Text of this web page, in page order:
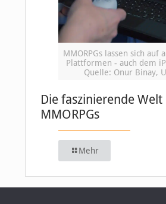
MMORPGs lassen sich auf
Plattformen - auch dem
Quelle: Onur Binay,
Die faszinierende Welt
MMORPGs
Mehr